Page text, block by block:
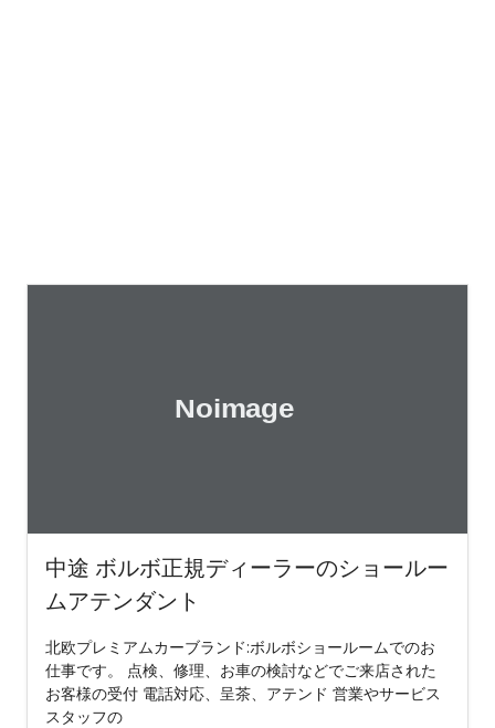
中途 ボルボ正規ディーラーのショールー
ムアテンダント
北欧プレミアムカーブランド:ボルボショールームでのお
仕事です。 点検、修理、お車の検討などでご来店された
お客様の受付 電話対応、呈茶、アテンド 営業やサービス
スタッフの